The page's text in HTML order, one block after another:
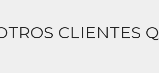
CLIENTES